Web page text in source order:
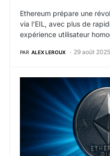
Ethereum prépare une
via l’EIL, avec plus de
expérience utilisateur
PAR ALEX LEROUX 29 août 2025
Linea va burn des